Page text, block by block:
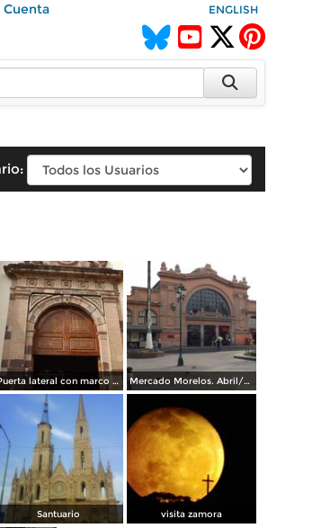
Cuenta ENGLISH
Puerta lateral con marco en cantera rosa de la Catedral. Abril/2015 Mercado Morelos. Abril/2015
Santuario visita zamora